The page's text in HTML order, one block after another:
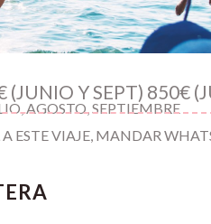
AGOSTO, SEPTIEMBRE
(JUNIO Y SEPT) 850€
ESTE VIAJE, MANDAR